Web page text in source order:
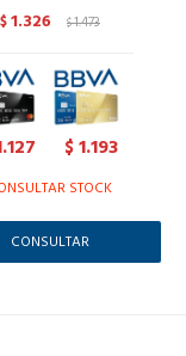
$1.326 $1.473
$1.193
STOCK
CONSULTAR